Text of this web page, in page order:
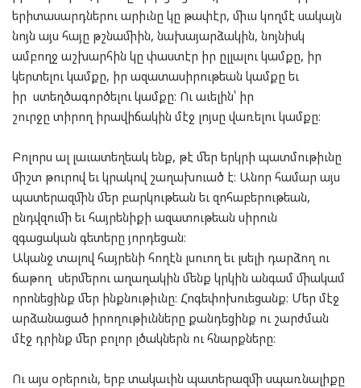
երիտասարդներու արիւնը կը թափէր, միւս կողմէ սակայն
նոյն այս հայը թշնամիին, նախայարձակին, նոյնիսկ
ամբողջ աշխարհին կը փաստէր իր ըլլալու կամքը, իր
կերտելու կամքը, իր ազատասիրութեան կամքը եւ
իր ստեղծագործելու կամքը։ Ու աւելին՝ իր
շուրջը տիրող իրավիճակին մէջ լոյսը վառելու կամքը։
Բոլորս ալ լաւատեղեակ ենք, թէ մեր երկրի պատմութիւնը
միշտ թուրով եւ կրակով շաղախուած է։ Անոր համար այս
պատերազմին մեր բարկութեան եւ զոհաբերութեան,
ընդվզումի եւ հայրենիքի ազատութեան սիրուն
զգացական գետերը յորդեցան։
Ականջ տալով հայրենի հողէն լսուող եւ լսելի դարձող ու
ճաթող սերմերու աղաղակին մենք կրկին անգամ միակամ
որոնեցինք մեր ինքնութիւնը։ Հոգեփոխուեցանք։ Մեր մէջ
արձանացած իրողութիւնները քանդեցինք ու շարժման
մէջ դրինք մեր բոլոր լծակներն ու հնարքները։
Ու այս օրերուն, երբ տակաւին պատերազմի սպառնալիքը